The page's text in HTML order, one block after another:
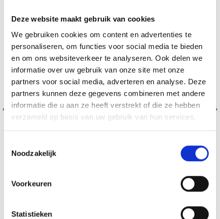
Deze website maakt gebruik van cookies
We gebruiken cookies om content en advertenties te
personaliseren, om functies voor social media te bieden
en om ons websiteverkeer te analyseren. Ook delen we
informatie over uw gebruik van onze site met onze
partners voor social media, adverteren en analyse. Deze
partners kunnen deze gegevens combineren met andere
informatie die u aan ze heeft verstrekt of die ze hebben
verzameld op basis van uw gebruik van hun services.
Noodzakelijk
Voorkeuren
Statistieken
DMC MOULINÉ SPÉCIAL 25 FIL À BRODER, COULEURS
UNIES, NUANCES DE ROUGE/JAUNE/ORANGE
EUR 1.50EUR 1.85